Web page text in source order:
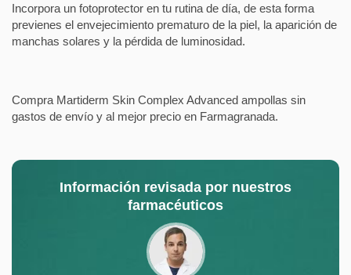
Incorpora un fotoprotector en tu rutina de día, de esta forma
previenes el envejecimiento prematuro de la piel, la aparición de
manchas solares y la pérdida de luminosidad.
Compra Martiderm Skin Complex Advanced ampollas sin
gastos de envío y al mejor precio en Farmagranada.
Información revisada por nuestros
farmacéuticos